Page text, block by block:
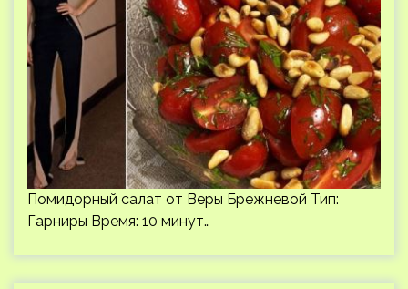
Помидорный салат от Веры Брежневой Тип:
Гарниры Время: 10 минут…